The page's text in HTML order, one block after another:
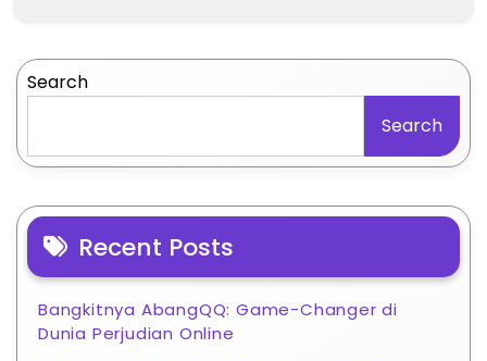
Search
Search
Recent Posts
Bangkitnya AbangQQ: Game-Changer di
Dunia Perjudian Online